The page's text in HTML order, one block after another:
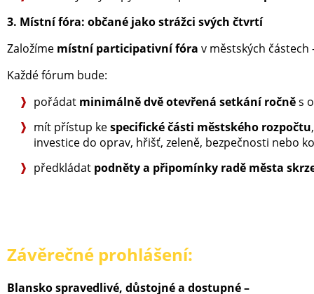
3. Místní fóra: občané jako strážci svých čtvrtí
Založíme místní participativní fóra v městských částech
Každé fórum bude:
pořádat minimálně dvě otevřená setkání ročněs
mít přístup kespecifické části městského rozpočtu
investice do oprav, hřišť, zeleně, bezpečnosti nebo
předkládat podněty a připomínky radě města
Závěrečné prohlášení:
Blansko spravedlivé, důstojné a dostupné –